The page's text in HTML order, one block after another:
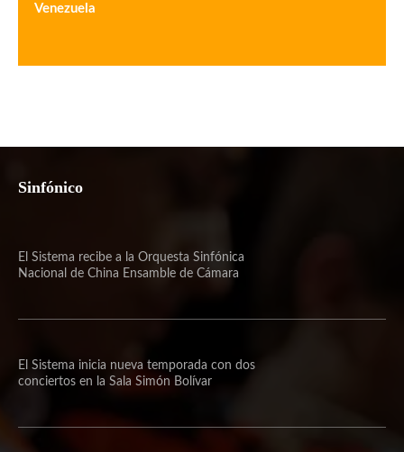
Venezuela
Sinfónico
El Sistema recibe a la Orquesta Sinfónica
Nacional de China Ensamble de Cámara
El Sistema inicia nueva temporada con dos
conciertos en la Sala Simón Bolívar